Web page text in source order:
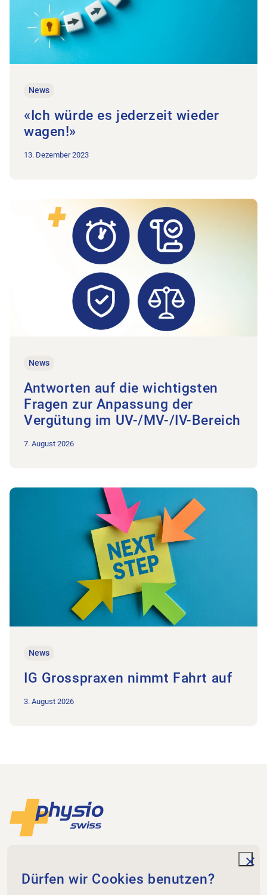
News
«Ich würde es jederzeit wieder
wagen!»
13. Dezember 2023
News
Antworten auf die wichtigsten
Fragen zur Anpassung der
Vergütung im UV-/MV-/IV-Bereich
7. August 2026
Zum Beitrag Antworten auf die wichtigsten Fragen zur
News
IG Grosspraxen nimmt Fahrt auf
3. August 2026
Zum Beitrag IG Grosspraxen nimmt Fahrt auf
Footer
Dammweg 3
3013 Bern
Dürfen wir Cookies benutzen?